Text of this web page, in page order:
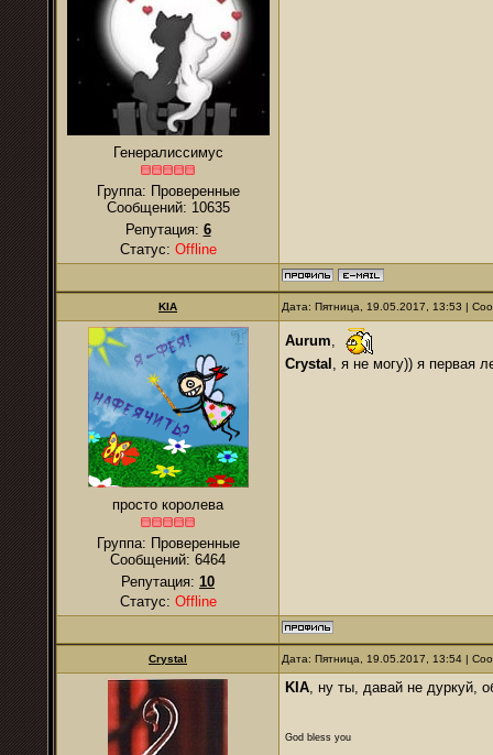
Генералиссимус
Группа: Проверенные
Сообщений: 10635
Репутация: 6
Статус: Offline
KIA Дата: Пятница, 19.05.2017, 13:53 |
просто королева
Группа: Проверенные
Сообщений: 6464
Репутация: 10
Статус: Offline
Aurum
Crystal , я не могу)) я первая
Crystal Дата: Пятница, 19.05.2017, 13:54 |
KIA, ну ты, давай не дуркуй,
God bless you